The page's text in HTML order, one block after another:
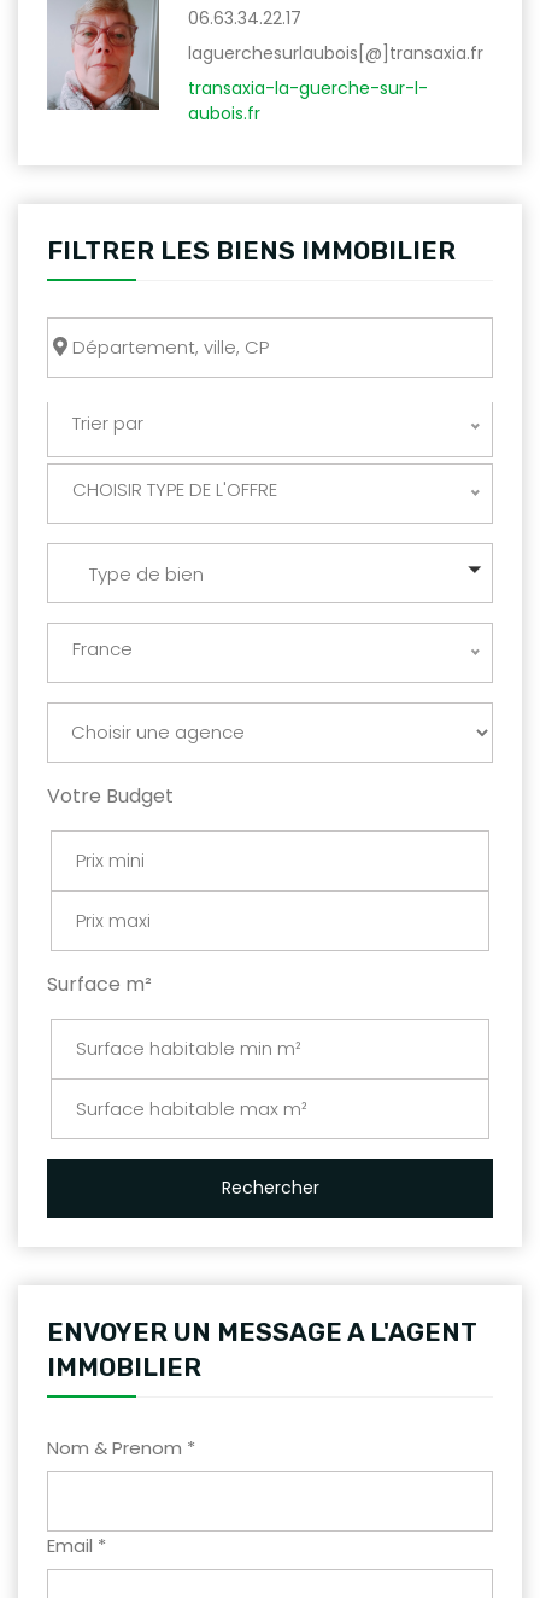
06.63.34.22.17
laguerchesurlaubois[@]transaxia.fr
transaxia-la-guerche-sur-l-
aubois.fr
FILTRER LES BIENS IMMOBILIER
Trier par
CHOISIR TYPE DE L'OFFRE
Type de bien
France
Votre Budget
Surface m²
Rechercher
ENVOYER UN MESSAGE A L'AGENT
IMMOBILIER
Nom & Prenom *
Email *